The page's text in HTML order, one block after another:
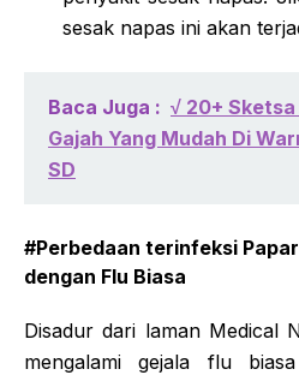
sesak napas ini akan
Baca Juga : √ 20+
Gajah Yang Mudah Di
SD
#Perbedaan terinfeksi
dengan Flu Biasa
Disadur dari laman Medical
mengalami gejala flu